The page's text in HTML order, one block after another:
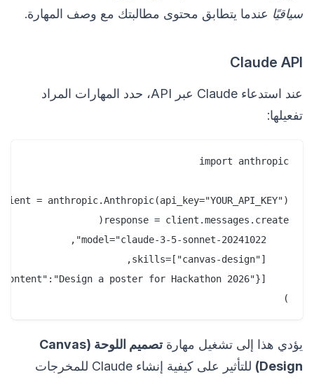
سياقيًا عندما يتطابق محتوى مطالبتك مع وصف المهارة.
Claude API
عند استدعاء Claude عبر API، حدد المهارات المراد
تفعيلها:
)
يؤدي هذا إلى تشغيل مهارة
تصميم اللوحة (Canvas
Design)
للتأثير على كيفية إنشاء Claude للمخرجات